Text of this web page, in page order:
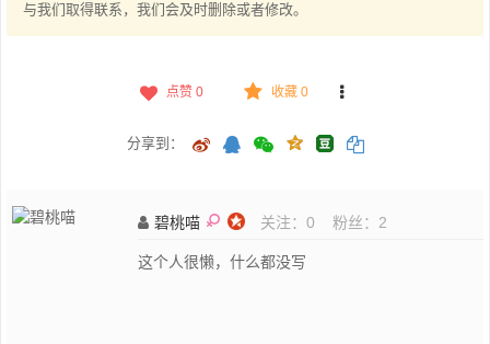
与我们取得联系，我们会及时删除或者修改。
点赞 0 收藏 0
分享到：
碧桃喵 关注： 0 粉丝： 2
这个人很懒，什么都没写